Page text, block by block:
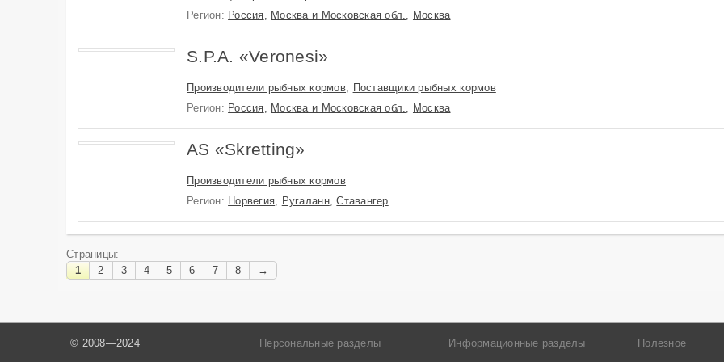
Регион: Россия Москва и Московская обл. Москва
S.P.A. «Veronesi»
Производители рыбных кормов
Поставщики рыбных кормов
Регион: Россия Москва и Московская обл. Москва
AS «Skretting»
Производители рыбных кормов
Регион: Норвегия Ругаланн,Ставангер
Страницы:
1
2 3 4 5 6 7 8 →
© 2008—2024 Персональные разделы Информационные разделы Полезное